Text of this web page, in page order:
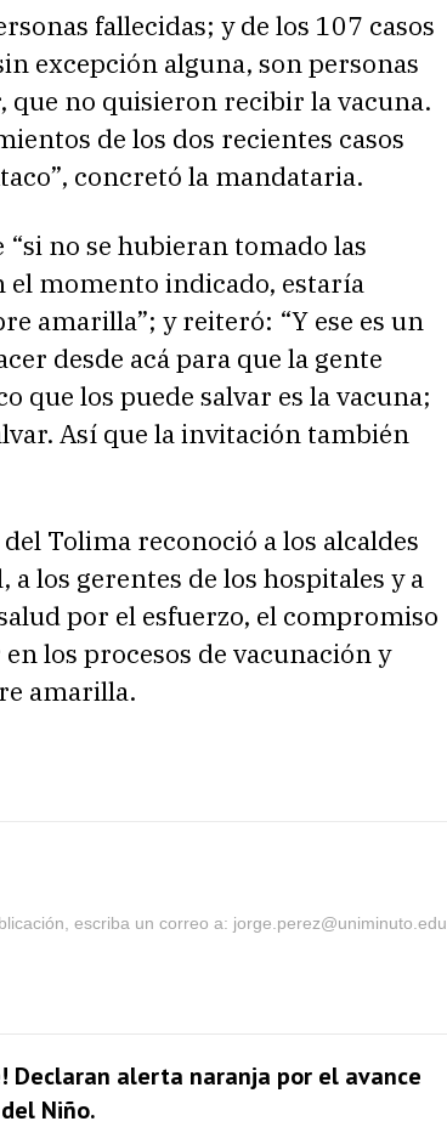
fallecidas; y de los 107 casos
excepción alguna, son personas
que no quisieron recibir la vacuna.
de los dos recientes casos
concretó la mandataria.
no se hubieran tomado las
el momento indicado, estaría
amarilla”; y reiteró: “Y ese es un
desde acá para que la gente
que los puede salvar es la vacuna;
Así que la invitación también
Tolima reconoció a los alcaldes
los gerentes de los hospitales y a
por el esfuerzo, el compromiso
los procesos de vacunación y
amarilla.
escriba un correo a: jorge.perez@uniminuto.edu
Declaran alerta naranja por el avance
Niño.